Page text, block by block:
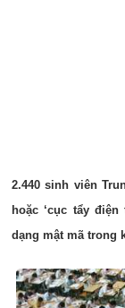
2.440 sinh viên
hoặc ‘cục tẩy
dạng mật mã trong